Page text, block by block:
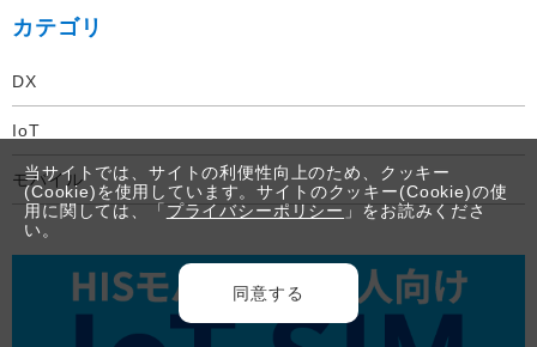
カテゴリ
DX
IoT
モバイル
当サイトでは、サイトの利便性向上のため、クッキー
(Cookie)を使用しています。サイトのクッキー(Cookie)の使
用に関しては、「 プライバシーポリシー 」をお読みくださ
い。
同意する